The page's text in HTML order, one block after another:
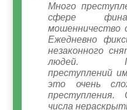
Много
сфере
мошенничество
Ежедневно
незаконного
людей.
преступлений
это очень
числа